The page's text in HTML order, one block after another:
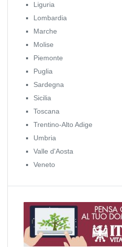
Liguria
Lombardia
Marche
Molise
Piemonte
Puglia
Sardegna
Sicilia
Toscana
Trentino-Alto Adige
Umbria
Valle d'Aosta
Veneto